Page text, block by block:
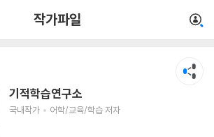
작가파일
기적학습연구소
국내작가 어학/교육/학습 저자